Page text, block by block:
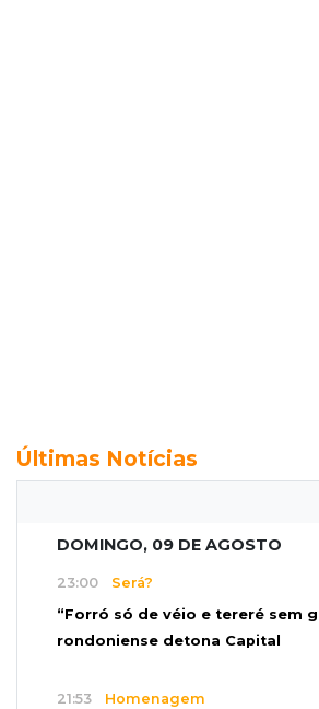
Últimas Notícias
DOMINGO, 09 DE AGOSTO
23:00 Será?
“Forró só de véio e tereré sem
rondoniense detona Capital
21:53 Homenagem